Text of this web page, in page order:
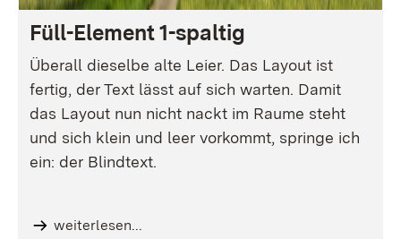
Füll-Element 1-spaltig
Überall dieselbe alte Leier. Das Layout ist
fertig, der Text lässt auf sich warten. Damit
das Layout nun nicht nackt im Raume steht
und sich klein und leer vorkommt, springe ich
ein: der Blindtext.
weiterlesen...